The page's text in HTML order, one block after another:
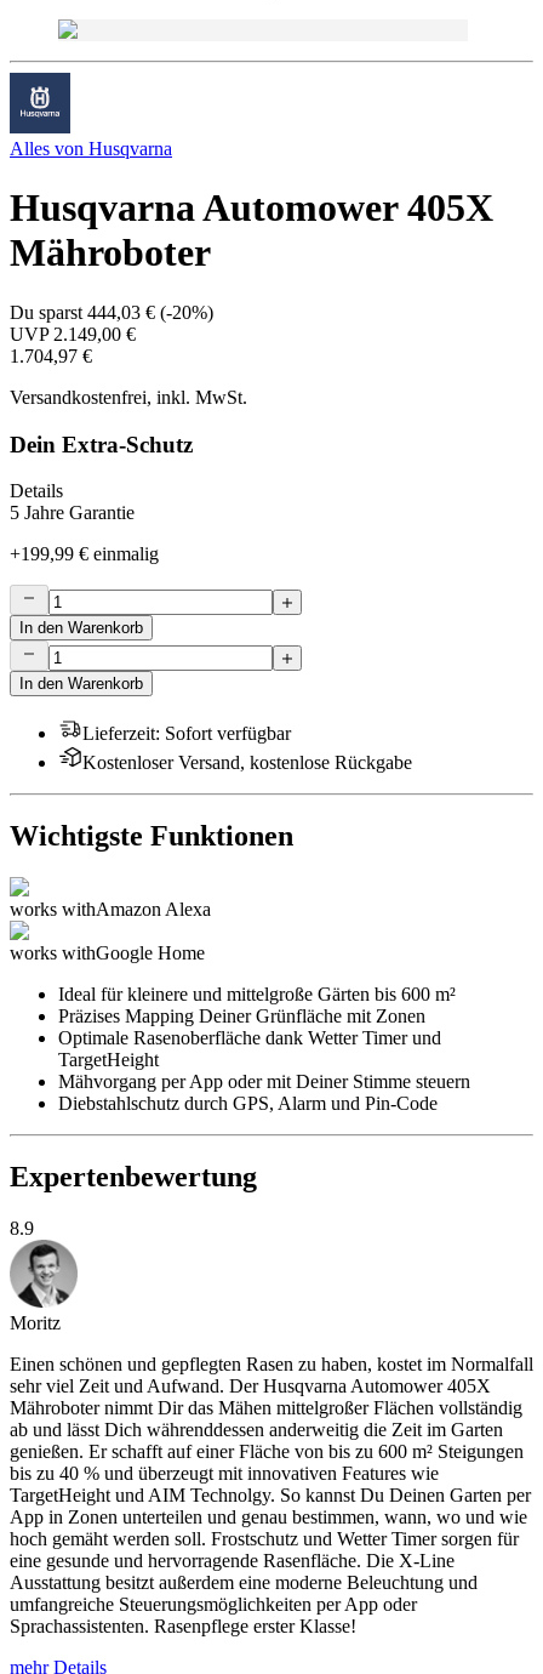
Alles von Husqvarna
Husqvarna Automower 405X
Mähroboter
Du sparst 444,03 € (-20%)
UVP 2.149,00 €
1.704,97 €
Versandkostenfrei, inkl. MwSt.
Dein Extra-Schutz
Details
5 Jahre Garantie
+199,99 € einmalig
In den Warenkorb
In den Warenkorb
Lieferzeit: Sofort verfügbar
Kostenloser Versand, kostenlose Rückgabe
Wichtigste Funktionen
works withAmazon Alexa
works withGoogle Home
Ideal für kleinere und mittelgroße Gärten bis 600 m²
Präzises Mapping Deiner Grünfläche mit Zonen
Optimale Rasenoberfläche dank Wetter Timer und
TargetHeight
Mähvorgang per App oder mit Deiner Stimme steuern
Diebstahlschutz durch GPS, Alarm und Pin-Code
Expertenbewertung
8.9
Moritz
Einen schönen und gepflegten Rasen zu haben, kostet im Normalfall
sehr viel Zeit und Aufwand. Der Husqvarna Automower 405X
Mähroboter nimmt Dir das Mähen mittelgroßer Flächen vollständig
ab und lässt Dich währenddessen anderweitig die Zeit im Garten
genießen. Er schafft auf einer Fläche von bis zu 600 m² Steigungen
bis zu 40 % und überzeugt mit innovativen Features wie
TargetHeight und AIM Technolgy. So kannst Du Deinen Garten per
App in Zonen unterteilen und genau bestimmen, wann, wo und wie
hoch gemäht werden soll. Frostschutz und Wetter Timer sorgen für
eine gesunde und hervorragende Rasenfläche. Die X-Line
Ausstattung besitzt außerdem eine moderne Beleuchtung und
umfangreiche Steuerungsmöglichkeiten per App oder
Sprachassistenten. Rasenpflege erster Klasse!
mehr Details